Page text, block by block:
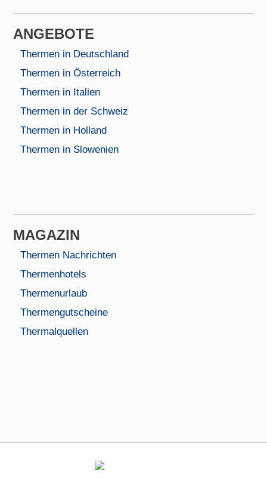
AN­GEBOTE
Thermen in Deutschland
Thermen in Österreich
Thermen in Italien
Thermen in der Schweiz
Thermen in Holland
Thermen in Slowenien
MAGAZIN
Thermen Nachrichten
Thermenhotels
Thermenurlaub
Thermengutscheine
Thermalquellen